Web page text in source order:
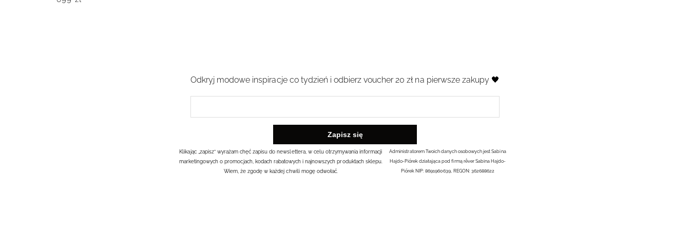
Odkryj modowe inspiracje co tydzień i odbierz voucher 20 zł na pierwsze zakupy 🖤
Klikając „zapisz” wyrażam chęć zapisu do newslettera, w celu otrzymywania informacji
marketingowych o promocjach, kodach rabatowych i najnowszych produktach sklepu.
Wiem, że zgodę w każdej chwili mogę odwołać.
Administratorem Twoich danych osobowych jest Sabina
Hajdo-Piórek działająca pod firmą rêver Sabina Hajdo-
Piórek NIP: 8691960639, REGON: 362688622